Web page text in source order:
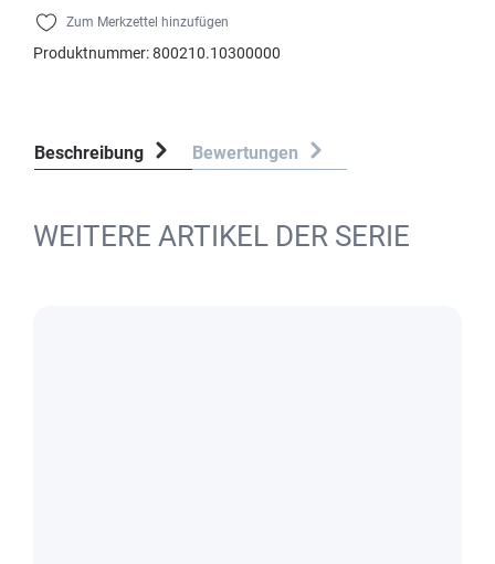
Zum Merkzettel hinzufügen
Produktnummer:800210.10300000
Beschreibung Bewertungen
WEITERE ARTIKEL DER SERIE